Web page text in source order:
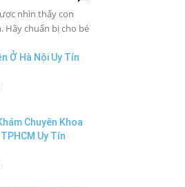
nhìn thấy con
Hãy chuẩn bị cho bé
Ở Hà Nội Uy Tín
Chuyên Khoa
Uy Tín